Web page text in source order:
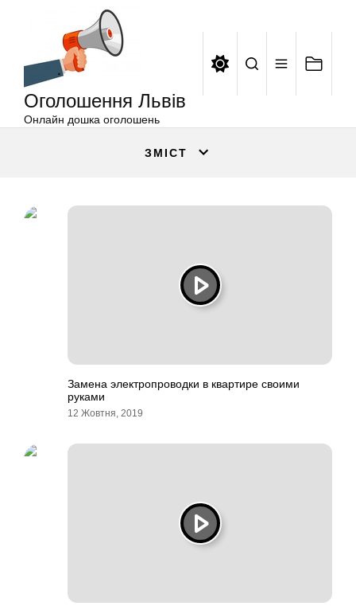
Оголошення Львів
Онлайн дошка оголошень
ЗМІСТ
Замена электропроводки в квартире своими
руками
12 Жовтня, 2019